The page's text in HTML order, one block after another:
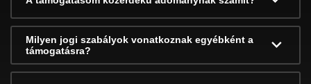
Milyen jogi szabályok vonatkoznak egyébként a
támogatásra?